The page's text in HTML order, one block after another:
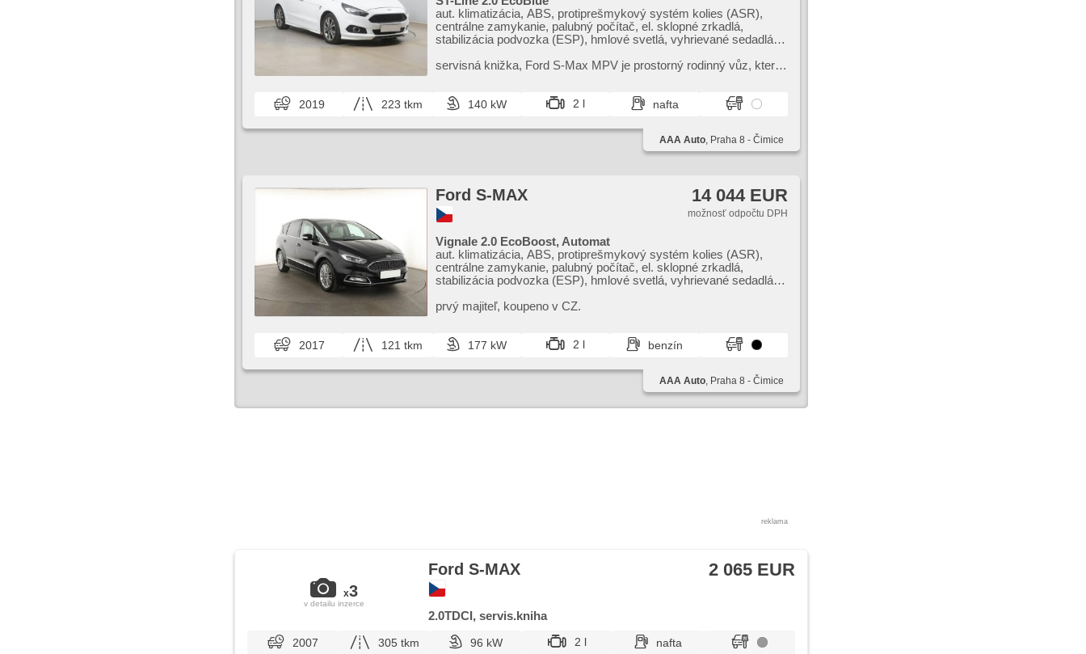
aut. klimatizácia, ABS, protiprešmykový systém kolies (ASR),
centrálne zamykanie, palubný počítač, el. sklopné zrkadlá,
stabilizácia podvozka (ESP), hmlové svetlá, vyhrievané sedadlá,
tlaku v pneumatikách, USB, alarm, automatické parkovanie, el.
okná, autorádio, manuálna prevodovka
servisná knižka,​ Ford S​-Max MPV je prostorný rodinný vůz,​ který
2019 223 tkm 140 kW 2 l nafta
AAA Auto, Praha 8 - Čimice
Ford S-MAX 14 044 EUR
možnosť odpočtu DPH
Vignale 2.0 EcoBoost, Automat
aut. klimatizácia, ABS, protiprešmykový systém kolies (ASR),
centrálne zamykanie, palubný počítač, el. sklopné zrkadlá,
stabilizácia podvozka (ESP), hmlové svetlá, vyhrievané sedadlá,
v pneumatikách, USB, el. nastaviteľné sedadlá, vyhrievané predné
prvý majiteľ,​ koupeno v CZ.
2017 121 tkm 177 kW 2 l benzín
AAA Auto, Praha 8 - Čimice
reklama
x3
v detailu inzerce
Ford S-MAX 2 065 EUR
2.0TDCI, servis.kniha
2007 305 tkm 96 kW 2 l nafta